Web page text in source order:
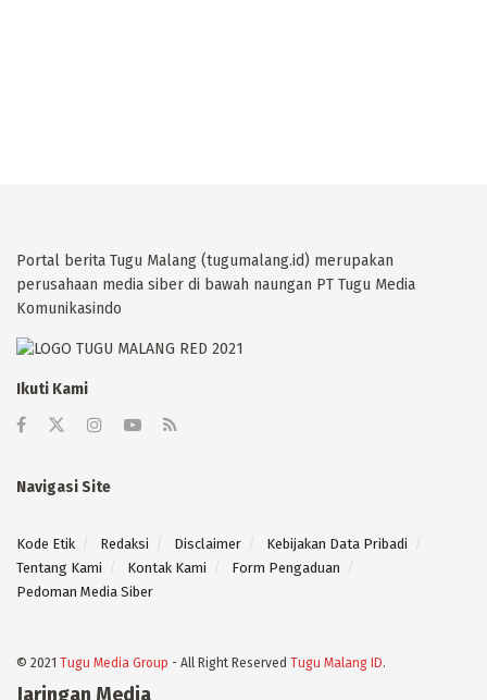
Portal berita Tugu Malang (tugumalang.id) merupakan
perusahaan media siber di bawah naungan PT Tugu Media
Komunikasindo
Ikuti Kami
Navigasi Site
Kode Etik Redaksi Disclaimer
Kebijakan Data Pribadi
Tentang Kami
Kontak Kami
Form Pengaduan
Pedoman Media Siber
© 2021 Tugu Media Group - All Right Reserved Tugu Malang ID.
Jaringan Media